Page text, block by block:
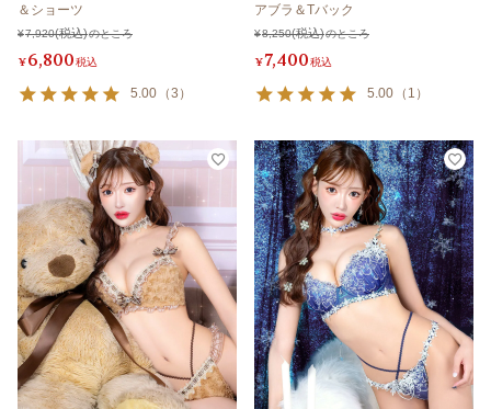
＆ショーツ
¥7,920 のところ
¥6,800税込
5.00 （3 ）
アブラ＆Tバック
¥8,250 のところ
¥7,400税込
5.00 （ 1 ）